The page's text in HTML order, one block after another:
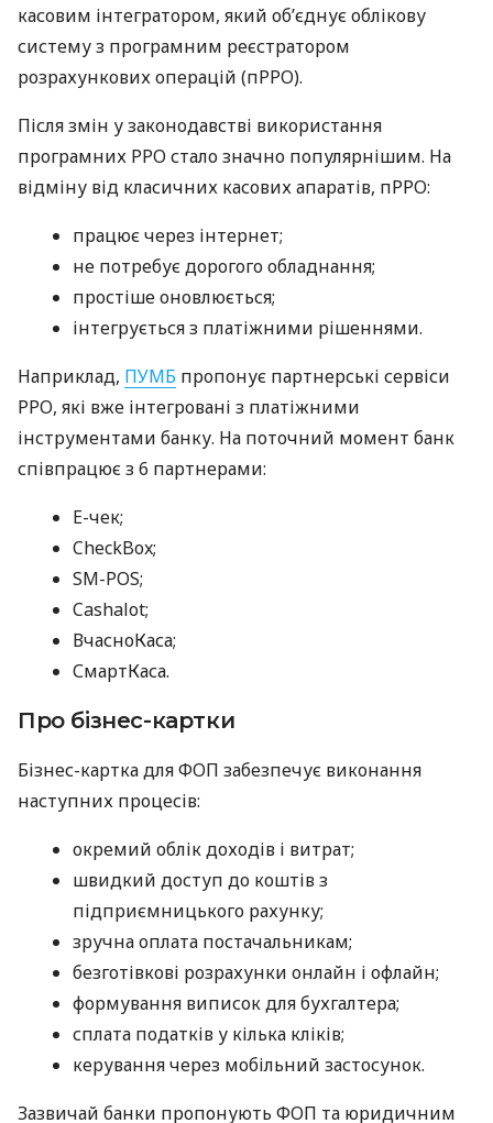
касовим інтегратором, який об’єднує облікову
систему з програмним реєстратором
розрахункових операцій (пРРО).
Після змін у законодавстві використання
програмних РРО стало значно популярнішим. На
відміну від класичних касових апаратів, пРРО:
працює через інтернет;
не потребує дорогого обладнання;
простіше оновлюється;
інтегрується з платіжними рішеннями.
Наприклад, ПУМБ пропонує партнерські сервіси
РРО, які вже інтегровані з платіжними
інструментами банку. На поточний момент банк
співпрацює з 6 партнерами:
E-чек;
CheckBox;
SM-POS;
Cashalot;
ВчасноКаса;
СмартКаса.
Про бізнес-картки
Бізнес-картка для ФОП забезпечує виконання
наступних процесів:
окремий облік доходів і витрат;
швидкий доступ до коштів з
підприємницького рахунку;
зручна оплата постачальникам;
безготівкові розрахунки онлайн і офлайн;
формування виписок для бухгалтера;
сплата податків у кілька кліків;
керування через мобільний застосунок.
Зазвичай банки пропонують ФОП та юридичним